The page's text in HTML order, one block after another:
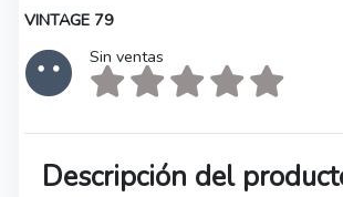
VINTAGE 79
Sin ventas
Descripción del